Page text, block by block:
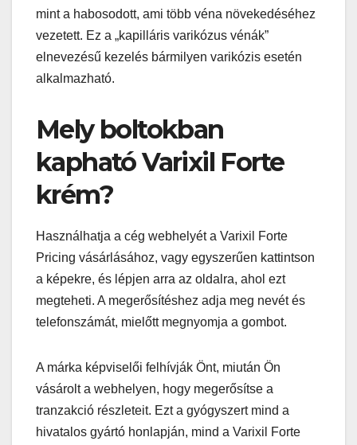
mint a habosodott, ami több véna növekedéséhez
vezetett. Ez a „kapilláris varikózus vénák”
elnevezésű kezelés bármilyen varikózis esetén
alkalmazható.
Mely boltokban
kapható Varixil Forte
krém?
Használhatja a cég webhelyét a Varixil Forte
Pricing vásárlásához, vagy egyszerűen kattintson
a képekre, és lépjen arra az oldalra, ahol ezt
megteheti. A megerősítéshez adja meg nevét és
telefonszámát, mielőtt megnyomja a gombot.
A márka képviselői felhívják Önt, miután Ön
vásárolt a webhelyen, hogy megerősítse a
tranzakció részleteit. Ezt a gyógyszert mind a
hivatalos gyártó honlapján, mind a Varixil Forte